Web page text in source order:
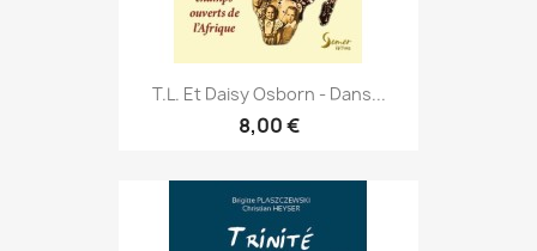
T.L. Et Daisy Osborn - Dans...
8,00 €